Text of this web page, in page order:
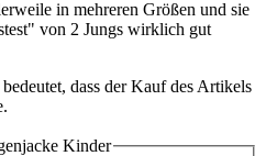
in mehreren Größen und sie
von 2 Jungs wirklich gut
dass der Kauf des Artikels
Kinder